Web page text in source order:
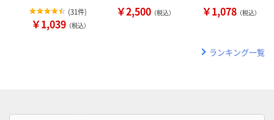
(31件)
￥1,039 （税込）
￥2,500 （税込） ￥1,078 （税込）
ランキング一覧